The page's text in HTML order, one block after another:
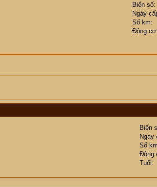
Biển số
Ngày
Số km
Động cơ
Biển
Ngày
Số km
Động
Tuổi